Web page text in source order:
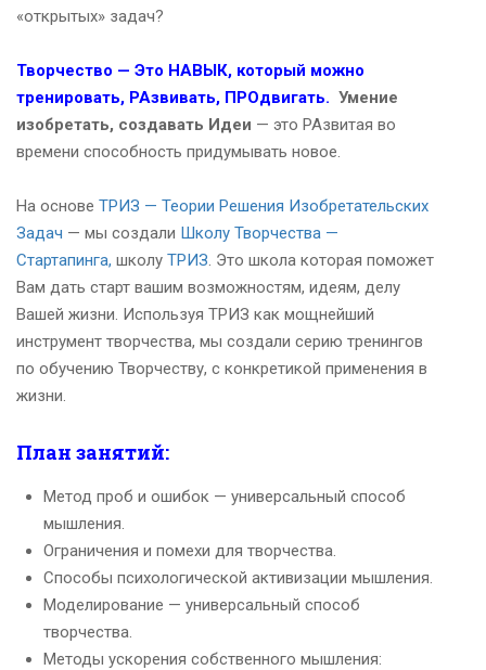
«открытых» задач?
Творчество — Это НАВЫК, который можно
тренировать, РАзвивать, ПРОдвигать. Умение
изобретать, создавать Идеи — это РАзвитая во
времени способность придумывать новое.
На основе ТРИЗ — Теории Решения Изобретательских
Задач — мы создали Школу Творчества —
Стартапинга, школу ТРИЗ. Это школа которая поможет
Вам дать старт вашим возможностям, идеям, делу
Вашей жизни. Используя ТРИЗ как мощнейший
инструмент творчества, мы создали серию тренингов
по обучению Творчеству, с конкретикой применения в
жизни.
План занятий:
Метод проб и ошибок — универсальный способ
мышления.
Ограничения и помехи для творчества.
Способы психологической активизации мышления.
Моделирование — универсальный способ
творчества.
Методы ускорения собственного мышления: